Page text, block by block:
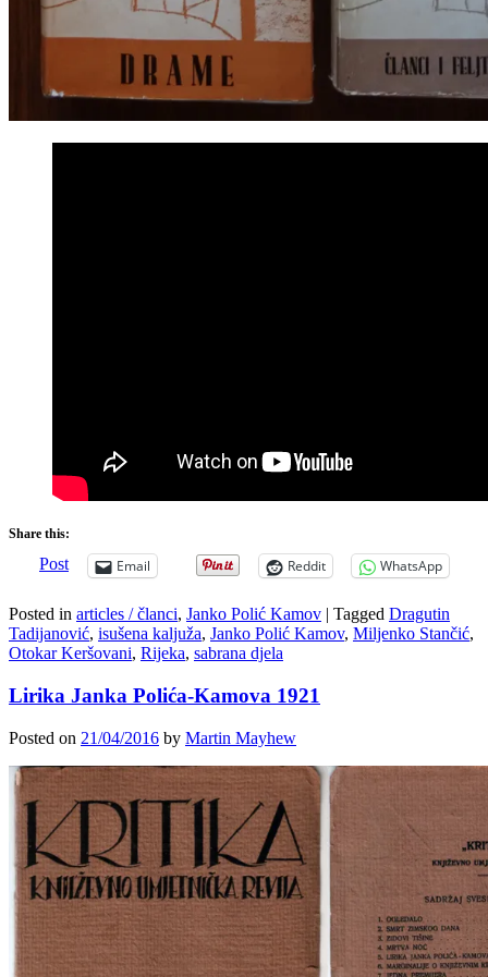
Share this:
Post Email Reddit WhatsApp
Posted in articles / članci, Janko Polić Kamov | Tagged Dragutin
Tadijanović, isušena kaljuža, Janko Polić Kamov, Miljenko Stančić,
Otokar Keršovani, Rijeka, sabrana djela
Lirika Janka Polića-Kamova 1921
Posted on 21/04/2016 by Martin Mayhew